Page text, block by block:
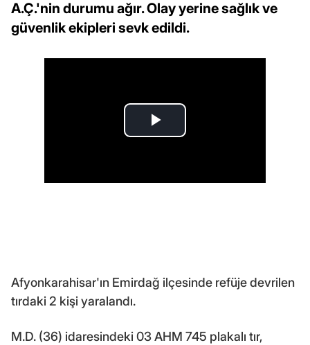
A.Ç.'nin durumu ağır. Olay yerine sağlık ve
güvenlik ekipleri sevk edildi.
Afyonkarahisar'ın Emirdağ ilçesinde refüje devrilen
tırdaki 2 kişi yaralandı.
M.D. (36) idaresindeki 03 AHM 745 plakalı tır,